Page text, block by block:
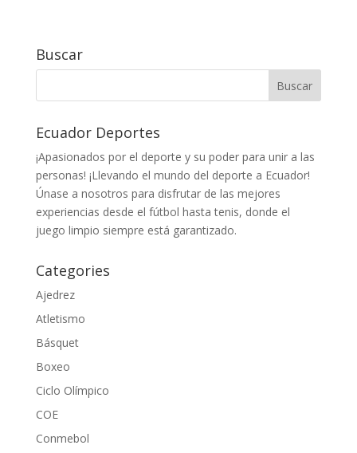
Buscar
Ecuador Deportes
¡Apasionados por el deporte y su poder para unir a las
personas! ¡Llevando el mundo del deporte a Ecuador!
Únase a nosotros para disfrutar de las mejores
experiencias desde el fútbol hasta tenis, donde el
juego limpio siempre está garantizado.
Categories
Ajedrez
Atletismo
Básquet
Boxeo
Ciclo Olímpico
COE
Conmebol